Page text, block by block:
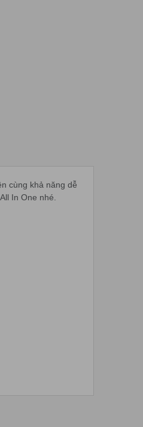
cùng khả năng dễ
In One nhé.